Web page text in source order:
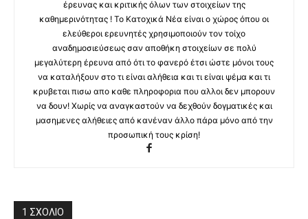
έρευνας και κριτικής όλων των στοιχείων της
καθημερινότητας ! Το Κατοχικά Νέα είναι ο χώρος όπου οι
ελεύθεροι ερευνητές χρησιμοποιούν τον τοίχο
αναδημοσιεύσεως σαν αποθήκη στοιχείων σε πολύ
μεγαλύτερη έρευνα από ότι το φανερό έτσι ώστε μόνοι τους
να καταλήξουν στο τι είναι αλήθεια και τι είναι ψέμα και τι
κρυβεται πισω απο καθε πληροφορια που αλλοι δεν μπορουν
να δουν! Χωρίς να αναγκαστούν να δεχθούν δογματικές και
μασημενες αλήθειες από κανέναν άλλο πάρα μόνο από την
προσωπική τους κρίση!
1 ΣΧΟΛΙΟ